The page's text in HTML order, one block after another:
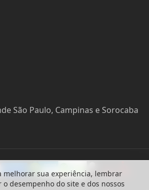
São Paulo, Campinas e Sorocaba
melhorar sua experiência, lembrar
desempenho do site e dos nossos